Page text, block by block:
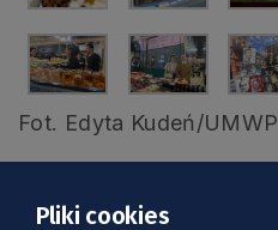
Fot. Edyta Kudeń/UMWP
Pliki cookies